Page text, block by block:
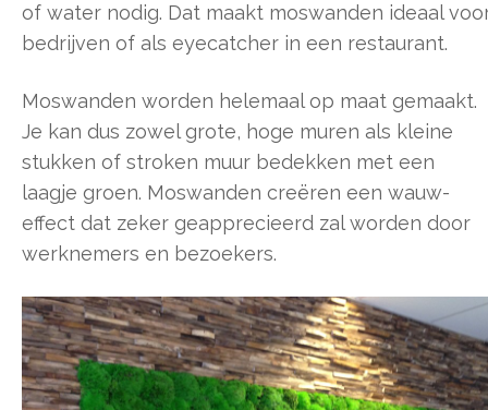
of water nodig. Dat maakt moswanden ideaal
bedrijven of als eyecatcher in een restaurant.
Moswanden worden helemaal op maat gemaakt.
Je kan dus zowel grote, hoge muren als kleine
stukken of stroken muur bedekken met een
laagje groen. Moswanden creëren een wauw-
effect dat zeker geapprecieerd zal worden door
werknemers en bezoekers.